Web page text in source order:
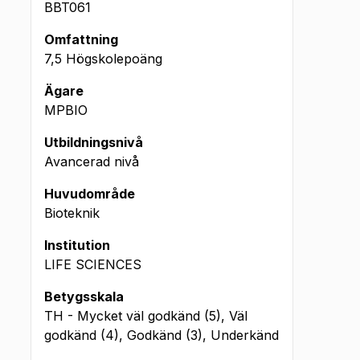
BBT061
Omfattning
7,5 Högskolepoäng
Ägare
MPBIO
Utbildningsnivå
Avancerad nivå
Huvudområde
Bioteknik
Institution
LIFE SCIENCES
Betygsskala
TH - Mycket väl godkänd (5), Väl
godkänd (4), Godkänd (3), Underkänd